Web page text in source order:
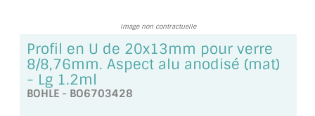
MIROIR SUR MESURE
MIROIR VIEILLI
MIROIR DÉCORATIF DE COULEUR
Image non contractuelle
Profil en U de 20x13mm pour verre
8/8,76mm. Aspect alu anodisé (mat)
- Lg 1.2ml
BOHLE - BO6703428